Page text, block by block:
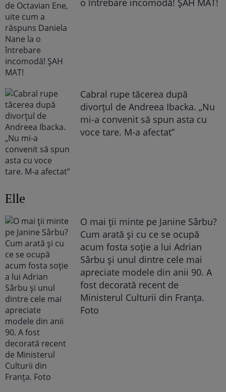
o întrebare incomodă! ȘAH MAT!
Cabral rupe tăcerea după
divorțul de Andreea Ibacka. „Nu
mi-a convenit să spun asta cu
voce tare. M-a afectat”
Elle
O mai ții minte pe Janine Sârbu?
Cum arată și cu ce se ocupă
acum fosta soție a lui Adrian
Sârbu și unul dintre cele mai
apreciate modele din anii 90. A
fost decorată recent de
Ministerul Culturii din Franța.
Foto